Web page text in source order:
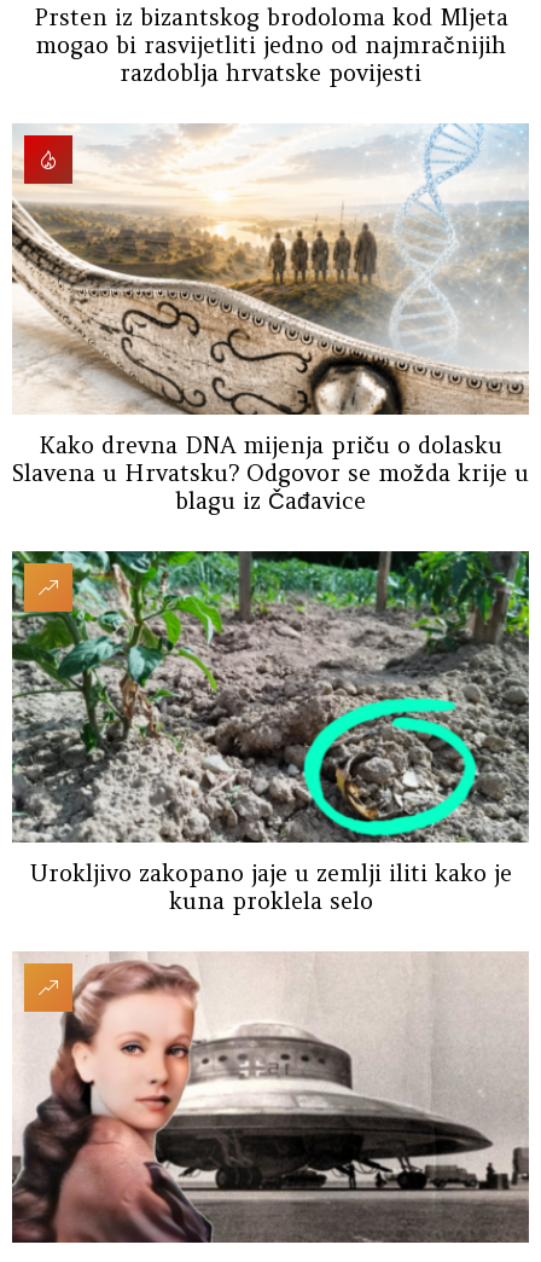
Prsten iz bizantskog brodoloma kod Mljeta
mogao bi rasvijetliti jedno od najmračnijih
razdoblja hrvatske povijesti
Kako drevna DNA mijenja priču o dolasku
Slavena u Hrvatsku? Odgovor se možda krije u
blagu iz Čađavice
Urokljivo zakopano jaje u zemlji iliti kako je
kuna proklela selo